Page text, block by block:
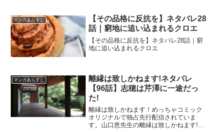
マンガあらすじ
【その品格に反抗を】ネタバレ28
話｜窮地に追い込まれるクロエ
【その品格に反抗を】ネタバレ28話｜窮
地に追い込まれるクロエ
マンガあらすじ
離縁は致しかねます!ネタバレ
【96話】志穂は芹澤に一途だっ
た!
離縁は致しかねます！めっちゃコミック
オリジナルで独占先行配信されていま
す。山口恵先生の離縁は致しかねます!ネ